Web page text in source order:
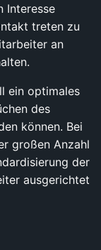
Interesse
treten zu
an
ein optimales
des
können. Bei
großen Anzahl
der
ausgerichtet